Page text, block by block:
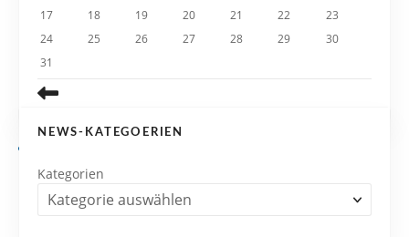
17
18 19 20 21 22
23
24
25 26 27 28 29
30
31
NEWS-KATEGOERIEN
Kategorien